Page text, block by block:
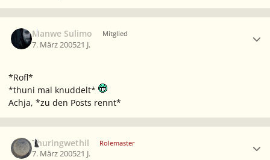
Manwe Sulimo Mitglied
7. März 200521 J.
*Rofl*
*thuni mal knuddelt*
Achja, *zu den Posts rennt*
Thuringwethil Rolemaster
7. März 200521 J.